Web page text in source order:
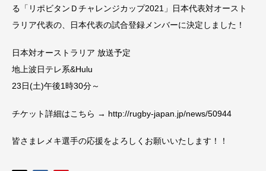
る「リポビタンＤチャレンジカップ2021」日本代表対オースト
ラリア代表の、日本代表の試合登録メンバーに決定しました！
日本対オーストラリア 放送予定
地上波日テレ系&Hulu
23日(土)午後1時30分～
チケット詳細はこちら → http://rugby-japan.jp/news/50944
皆さまレメキ選手の応援をよろしくお願いいたします！！